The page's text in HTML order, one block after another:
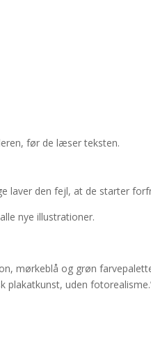
før de læser teksten.
laver den fejl, at de starter
nye illustrationer.
mørkeblå og grøn
plakatkunst, uden